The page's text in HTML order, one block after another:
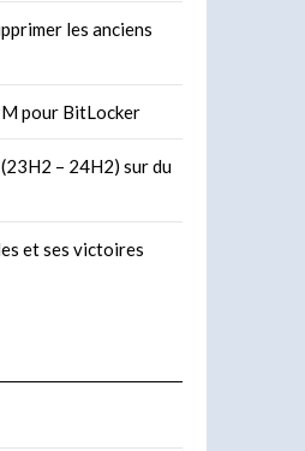
les anciens
pour BitLocker
– 24H2) sur du
et ses victoires